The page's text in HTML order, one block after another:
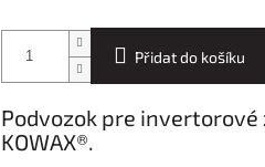
Přidat do košíku
Podvozok pre invertorové
KOWAX®.